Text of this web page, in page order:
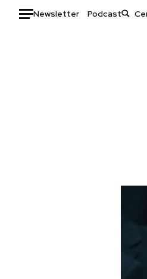
Newsletter Podcast